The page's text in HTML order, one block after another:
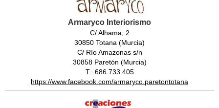
Armaryco Interiorismo
C/ Alhama, 2
30850 Totana (Murcia)
C/ Río Amazonas s/n
30858 Paretón (Murcia)
T.: 686 733 405
https://www.facebook.com/armaryco.paretontotana